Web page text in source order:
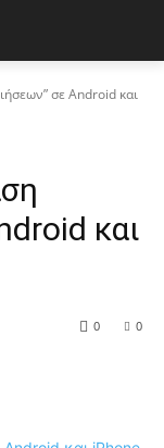
σε Android και
και
0
0